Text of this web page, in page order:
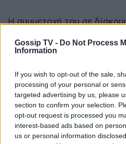
Gossip TV - Do Not Process
Information
If you wish to opt-out of the sale,
processing of your personal or
targeted advertising by us, please
section to confirm your selection.
opt-out request is processed you
interest-based ads based on
us or personal information
Η συμμετοχή του σε
Εκδικηθώ») και Νίκου
ευρεία γκάμα της
προαναγγέλλουν μια
ερμηνείας του, που θα
από δίσκους που άλλαξαν
έννοια του καλού